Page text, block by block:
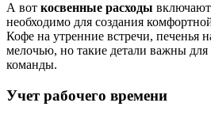
А вот косвенные расходы включают
необходимо для создания
Кофе на утренние встречи, печенья
мелочью, но такие детали важны
команды.
Учет рабочего времени